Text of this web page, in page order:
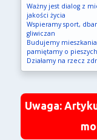
Ważny jest dialog z
jakości życia
Wspieramy sport,
gliwiczan
Budujemy
pamiętamy o
Działamy na rzecz
Uwaga: